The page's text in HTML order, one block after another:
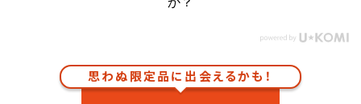
思わぬ限定品に出会えるかも！